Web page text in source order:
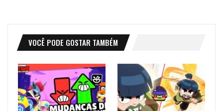
VOCÊ PODE GOSTAR TAMBÉM